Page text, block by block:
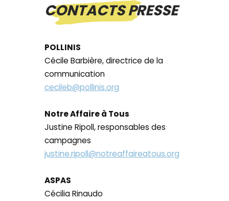
CONTACTS PRESSE
POLLINIS
Cécile Barbière, directrice de la
communication
cecileb@pollinis.org
Notre Affaire à Tous
Justine Ripoll, responsables des
campagnes
justine.ripoll@notreaffaireatous.org
ASPAS
Cécilia Rinaudo